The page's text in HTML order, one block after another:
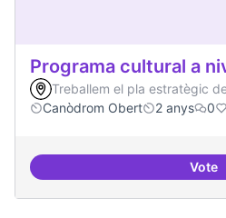
Programa cultural a
Treballem el pla estratègic
Canòdrom Obert
2 anys 0
Vote